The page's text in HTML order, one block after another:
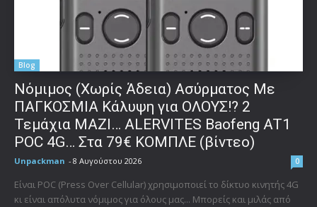
Blog
Νόμιμος (Χωρίς Άδεια) Ασύρματος Με
ΠΑΓΚΟΣΜΙΑ Κάλυψη για ΟΛΟΥΣ!? 2
Τεμάχια ΜΑΖΙ… ALERVITES Baofeng AT1
POC 4G… Στα 79€ ΚΟΜΠΛΕ (βίντεο)
Unpackman - 8 Αυγούστου 2026 0
Είναι POC (Press Over Cellular) χρησιμοποιεί το δίκτυο κινητής 4G
κι είναι απόλυτα νόμιμος για όλους μας... Μπορείς και μιλάς από